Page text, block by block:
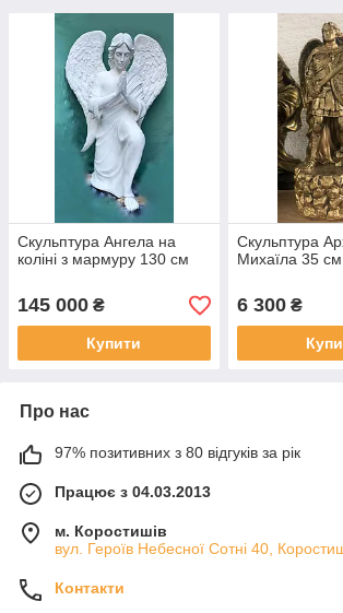
Скульптура Ангела на
коліні з мармуру 130 см
145 000 ₴
Купити
Скульптура
Михаїла 35
6 300₴
Про нас
97% позитивних з 80 відгуків за рік
Працює з 04.03.2013
м. Коростишів
вул. Героїв Небесної Сотні 40,
Контакти